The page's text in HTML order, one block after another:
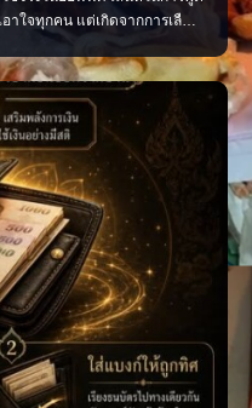
าใจทุกคน แต่เกิดจากการเลือก
ละมีความจริงใจ หลักง่าย ๆ ที่
อย่างจริงใจ รับฟังให้มาก และ